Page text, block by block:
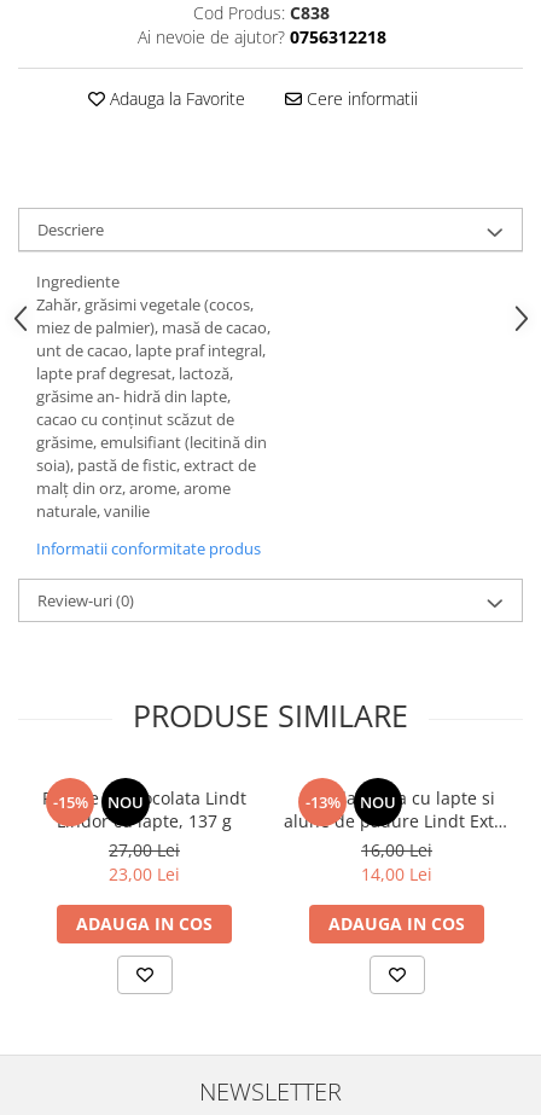
Cod Produs: C838
Ai nevoie de ajutor? 0756312218
Adauga la Favorite Cere informatii
Descriere
Ingrediente
Zahăr, grăsimi vegetale (cocos,
miez de palmier), masă de cacao,
unt de cacao, lapte praf integral,
lapte praf degresat, lactoză,
grăsime an- hidră din lapte,
cacao cu conținut scăzut de
grăsime, emulsifiant (lecitină din
soia), pastă de fistic, extract de
malț din orz, arome, arome
naturale, vanilie
Informatii conformitate produs
Review-uri(0)
PRODUSE SIMILARE
-15% NOU
Praline de ciocolata Lindt
Lindor cu lapte, 137 g
27,00 Lei
23,00 Lei
ADAUGA IN COS
-13% NOU
Ciocolata fina cu lapte si
alune de padure Lindt Extra
Creamy, 80 g
16,00 Lei
14,00 Lei
ADAUGA IN COS
NEWSLETTER